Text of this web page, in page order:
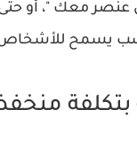
عنصر معك "، أو
يسمح للأشخاص
بتكلفة